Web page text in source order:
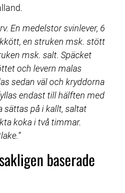
En medelstor svinlever, 6
en struken msk. stött
msk. salt. Späcket
och levern malas
sedan väl och kryddorna
endast till hälften med
sättas på i kallt, saltat
koka i två timmar.
baserade